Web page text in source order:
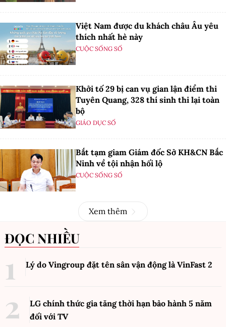
Việt Nam được du khách châu Âu yêu
thích nhất hè này
CUỘC SỐNG SỐ
Khởi tố 29 bị can vụ gian lận điểm thi
Tuyên Quang, 328 thí sinh thi lại toàn
bộ
GIÁO DỤC SỐ
Bắt tạm giam Giám đốc Sở KH&CN Bắc
Ninh về tội nhận hối lộ
CUỘC SỐNG SỐ
Xem thêm
ĐỌC NHIỀU
Lý do Vingroup đặt tên sân vận động là VinFast 2
LG chính thức gia tăng thời hạn bảo hành 5 năm
đối với TV